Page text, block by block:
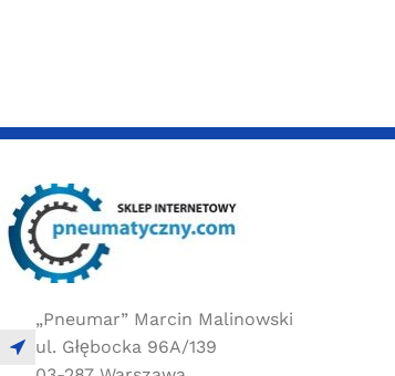
„Pneumar” Marcin Malinowski
ul. Głębocka 96A/139